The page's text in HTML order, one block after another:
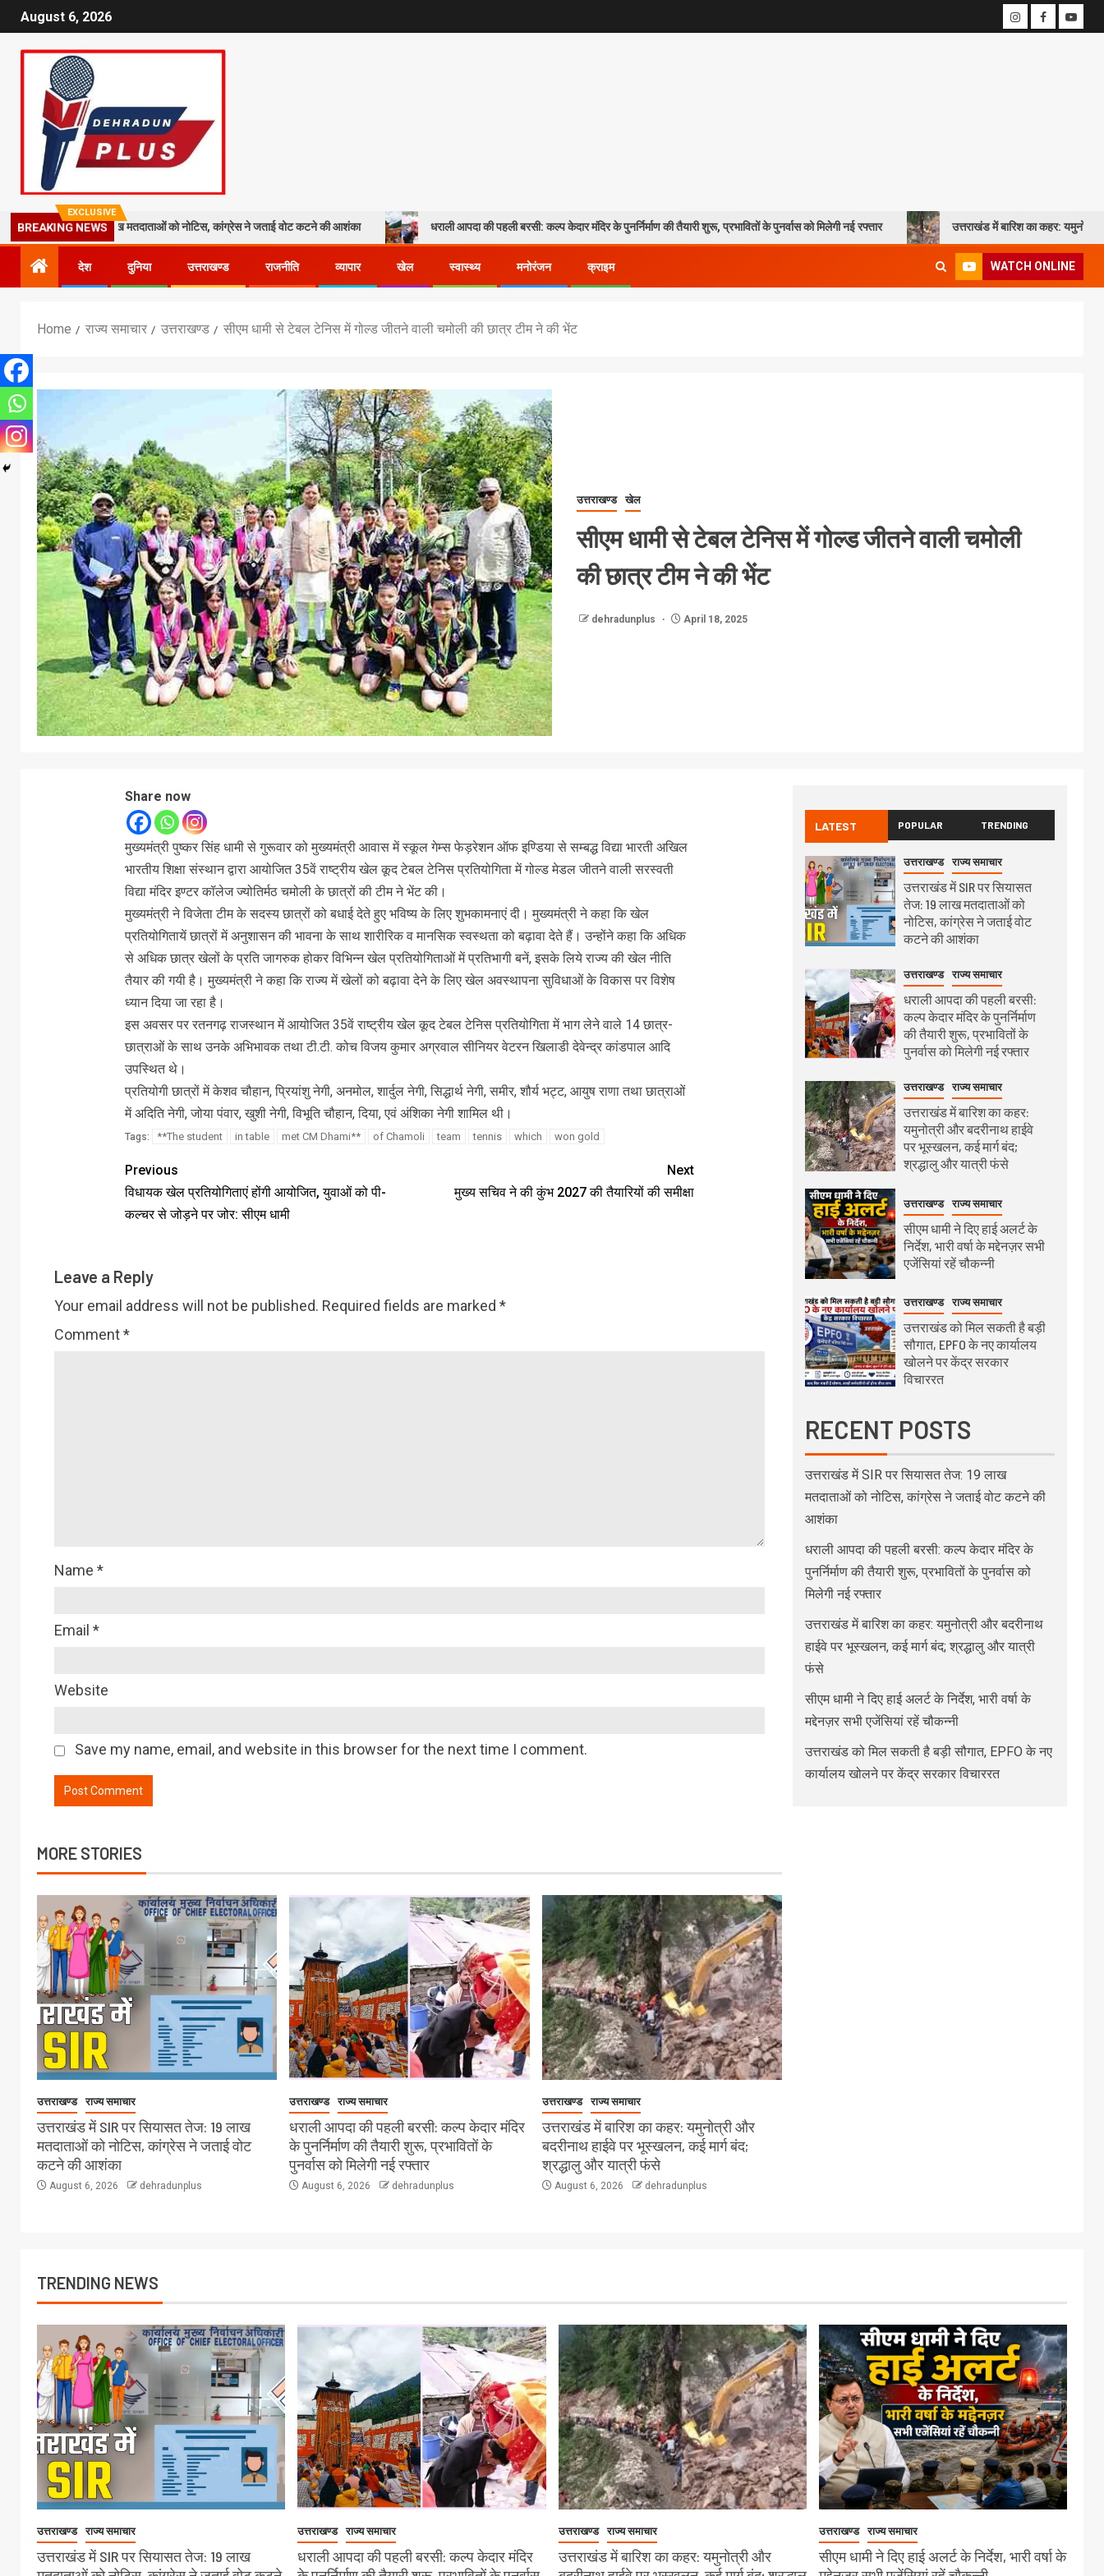
August 6, 2026
EXCLUSIVE
BREAKING NEWS
तेज: 19 लाख मतदाताओं को नोटिस, कांग्रेस ने जताई वोट कटने की आशंका धराली आपदा की पहली बरसी: कल्प केदार मंदिर के पुनर्निर्माण की तैयारी शुरू, प्रभावितों के पुनर्वास को मिलेगी नई रफ्तार उत्तराखंड में बारिश का कहर: यमुनोत्री और
देश दुनिया उत्तराखण्ड राजनीति व्यापार खेल स्वास्थ्य मनोरंजन क्राइम WATCH ONLINE
Home राज्य समाचार उत्तराखण्ड सीएम धामी से टेबल टेनिस में गोल्ड जीतने वाली चमोली की छात्र टीम ने की भेंट
उत्तराखण्ड खेल
सीएम धामी से टेबल टेनिस में गोल्ड जीतने वाली चमोली
की छात्र टीम ने की भेंट
dehradunplus April 18, 2025
Share now
मुख्यमंत्री पुष्कर सिंह धामी से गुरूवार को मुख्यमंत्री आवास में स्कूल गेम्स फेड़रेशन ऑफ इण्डिया से सम्बद्ध विद्या भारती अखिल
भारतीय शिक्षा संस्थान द्वारा आयोजित 35वें राष्ट्रीय खेल कूद टेबल टेनिस प्रतियोगिता में गोल्ड मेडल जीतने वाली सरस्वती
विद्या मंदिर इण्टर कॉलेज ज्योतिर्मठ चमोली के छात्रों की टीम ने भेंट की।
मुख्यमंत्री ने विजेता टीम के सदस्य छात्रों को बधाई देते हुए भविष्य के लिए शुभकामनाएं दी। मुख्यमंत्री ने कहा कि खेल
प्रतियोगितायें छात्रों में अनुशासन की भावना के साथ शारीरिक व मानसिक स्वस्थता को बढ़ावा देते हैं। उन्होंने कहा कि अधिक
से अधिक छात्र खेलों के प्रति जागरुक होकर विभिन्न खेल प्रतियोगिताओं में प्रतिभागी बनें, इसके लिये राज्य की खेल नीति
तैयार की गयी है। मुख्यमंत्री ने कहा कि राज्य में खेलों को बढ़ावा देने के लिए खेल अवस्थापना सुविधाओं के विकास पर विशेष
ध्यान दिया जा रहा है।
इस अवसर पर रतनगढ़ राजस्थान में आयोजित 35वें राष्ट्रीय खेल कूद टेबल टेनिस प्रतियोगिता में भाग लेने वाले 14 छात्र-
छात्राओं के साथ उनके अभिभावक तथा टी.टी. कोच विजय कुमार अग्रवाल सीनियर वेटरन खिलाडी देवेन्द्र कांडपाल आदि
उपस्थित थे।
प्रतियोगी छात्रों में केशव चौहान, प्रियांशु नेगी, अनमोल, शार्दुल नेगी, सिद्धार्थ नेगी, समीर, शौर्य भट्ट, आयुष राणा तथा छात्राओं
में अदिति नेगी, जोया पंवार, खुशी नेगी, विभूति चौहान, दिया, एवं अंशिका नेगी शामिल थी।
Tags: **The student in table met CM Dhami** of Chamoli team tennis which won gold
Previous
विधायक खेल प्रतियोगिताएं होंगी आयोजित, युवाओं को पी-
कल्चर से जोड़ने पर जोर: सीएम धामी
Next
मुख्य सचिव ने की कुंभ 2027 की तैयारियों की समीक्षा
Leave a Reply
Your email address will not be published. Required fields are marked *
Comment*
Name *
Email *
Website
Save my name, email, and website in this browser for the next time I comment.
MORE STORIES
उत्तराखण्ड राज्य समाचार
उत्तराखंड में SIR पर सियासत तेज: 19 लाख
मतदाताओं को नोटिस, कांग्रेस ने जताई वोट
कटने की आशंका
August 6, 2026 dehradunplus
उत्तराखण्ड राज्य समाचार
धराली आपदा की पहली बरसी: कल्प केदार मंदिर
के पुनर्निर्माण की तैयारी शुरू, प्रभावितों के
पुनर्वास को मिलेगी नई रफ्तार
August 6, 2026 dehradunplus
उत्तराखण्ड राज्य समाचार
उत्तराखंड में बारिश का कहर: यमुनोत्री और
बदरीनाथ हाईवे पर भूस्खलन, कई मार्ग बंद;
श्रद्धालु और यात्री फंसे
August 6, 2026 dehradunplus
LATEST POPULAR TRENDING
उत्तराखण्ड राज्य समाचार
उत्तराखंड में SIR पर सियासत
तेज: 19 लाख मतदाताओं को
नोटिस, कांग्रेस ने जताई वोट
कटने की आशंका
उत्तराखण्ड राज्य समाचार
धराली आपदा की पहली बरसी:
कल्प केदार मंदिर के पुनर्निर्माण
की तैयारी शुरू, प्रभावितों के
पुनर्वास को मिलेगी नई रफ्तार
उत्तराखण्ड राज्य समाचार
उत्तराखंड में बारिश का कहर:
यमुनोत्री और बदरीनाथ हाईवे
पर भूस्खलन, कई मार्ग बंद;
श्रद्धालु और यात्री फंसे
उत्तराखण्ड राज्य समाचार
सीएम धामी ने दिए हाई अलर्ट के
निर्देश, भारी वर्षा के मद्देनज़र सभी
एजेंसियां रहें चौकन्नी
उत्तराखण्ड राज्य समाचार
उत्तराखंड को मिल सकती है बड़ी
सौगात, EPFO के नए कार्यालय
खोलने पर केंद्र सरकार
विचाररत
RECENT POSTS
उत्तराखंड में SIR पर सियासत तेज: 19 लाख
मतदाताओं को नोटिस, कांग्रेस ने जताई वोट कटने की
आशंका
धराली आपदा की पहली बरसी: कल्प केदार मंदिर के
पुनर्निर्माण की तैयारी शुरू, प्रभावितों के पुनर्वास को
मिलेगी नई रफ्तार
उत्तराखंड में बारिश का कहर: यमुनोत्री और बदरीनाथ
हाईवे पर भूस्खलन, कई मार्ग बंद; श्रद्धालु और यात्री
फंसे
सीएम धामी ने दिए हाई अलर्ट के निर्देश, भारी वर्षा के
मद्देनज़र सभी एजेंसियां रहें चौकन्नी
उत्तराखंड को मिल सकती है बड़ी सौगात, EPFO के नए
कार्यालय खोलने पर केंद्र सरकार विचाररत
TRENDING NEWS
उत्तराखण्ड राज्य समाचार
उत्तराखंड में SIR पर सियासत तेज: 19 लाख
उत्तराखण्ड राज्य समाचार
धराली आपदा की पहली बरसी: कल्प केदार मंदिर
उत्तराखण्ड राज्य समाचार
उत्तराखंड में बारिश का कहर: यमुनोत्री और
उत्तराखण्ड राज्य समाचार
सीएम धामी ने दिए हाई अलर्ट के निर्देश, भारी वर्षा के